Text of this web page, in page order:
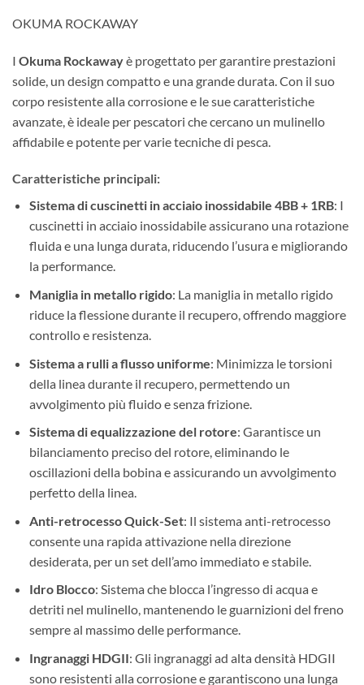
OKUMA ROCKAWAY
I Okuma Rockawayè progettato per garantire prestazioni
solide, un design compatto e una grande durata. Con il suo
corpo resistente alla corrosione e le sue caratteristiche
avanzate, è ideale per pescatori che cercano un mulinello
affidabile e potente per varie tecniche di pesca.
Caratteristiche principali:
Sistema di cuscinetti in acciaio inossidabile 4BB + 1RB: I
cuscinetti in acciaio inossidabile assicurano una rotazione
fluida e una lunga durata, riducendo l’usura e migliorando
la performance.
Maniglia in metallo rigido: La maniglia in metallo rigido
riduce la flessione durante il recupero, offrendo maggiore
controllo e resistenza.
Sistema a rulli a flusso uniforme: Minimizza le torsioni
della linea durante il recupero, permettendo un
avvolgimento più fluido e senza frizione.
Sistema di equalizzazione del rotore: Garantisce un
bilanciamento preciso del rotore, eliminando le
oscillazioni della bobina e assicurando un avvolgimento
perfetto della linea.
Anti-retrocesso Quick-Set: Il sistema anti-retrocesso
consente una rapida attivazione nella direzione
desiderata, per un set dell’amo immediato e stabile.
Idro Blocco: Sistema che blocca l’ingresso di acqua e
detriti nel mulinello, mantenendo le guarnizioni del freno
sempre al massimo delle performance.
Ingranaggi HDGII: Gli ingranaggi ad alta densità HDGII
sono resistenti alla corrosione e garantiscono una lunga